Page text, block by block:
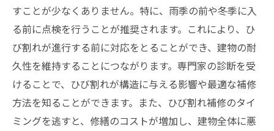
すことが少なくありません。特に、雨季の前や冬季に入
る前に点検を行うことが推奨されます。これにより、ひ
び割れが進行する前に対応をとることができ、建物の耐
久性を維持することにつながります。専門家の診断を受
けることで、ひび割れが構造に与える影響や最適な補修
方法を知ることができます。また、ひび割れ補修のタイ
ミングを逃すと、修繕のコストが増加し、建物全体に悪